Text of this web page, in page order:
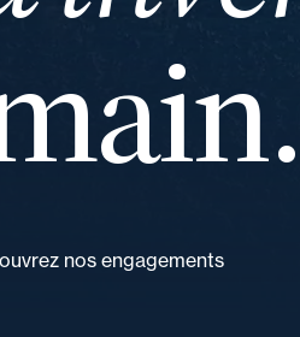
nos engagements